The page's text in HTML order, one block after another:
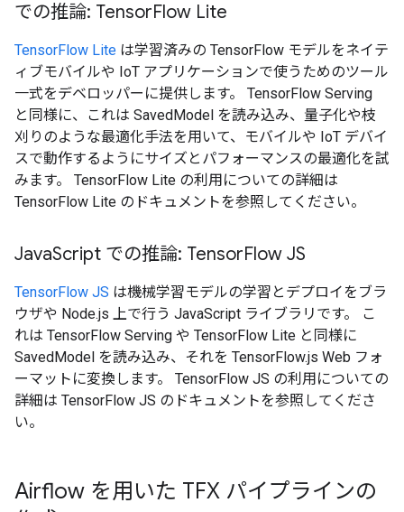
での推論: TensorFlow Lite
TensorFlow Lite は学習済みの TensorFlow モデルをネイテ
ィブモバイルや IoT アプリケーションで使うためのツール
一式をデベロッパーに提供します。 TensorFlow Serving
と同様に、これは SavedModel を読み込み、量子化や枝
刈りのような最適化手法を用いて、モバイルや IoT デバイ
スで動作するようにサイズとパフォーマンスの最適化を試
みます。 TensorFlow Lite の利用についての詳細は
TensorFlow Lite のドキュメントを参照してください。
JavaScript での推論: TensorFlow JS
TensorFlow JS は機械学習モデルの学習とデプロイをブラ
ウザや Node.js 上で行う JavaScript ライブラリです。 こ
れは TensorFlow Serving や TensorFlow Lite と同様に
SavedModel を読み込み、それを TensorFlow.js Web フォ
ーマットに変換します。 TensorFlow JS の利用についての
詳細は TensorFlow JS のドキュメントを参照してくださ
い。
Airflow を用いた TFX パイプラインの